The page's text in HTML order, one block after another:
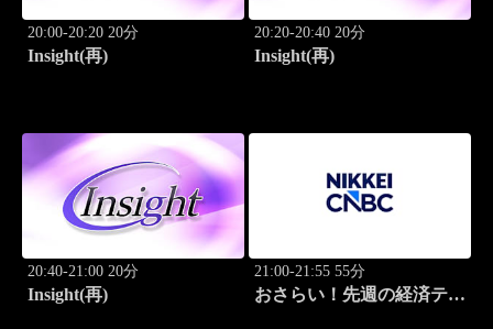
20:00-20:20 20分
Insight(再)
20:20-20:40 20分
Insight(再)
20:40-21:00 20分
Insight(再)
21:00-21:55 55分
おさらい！先週の経済テー